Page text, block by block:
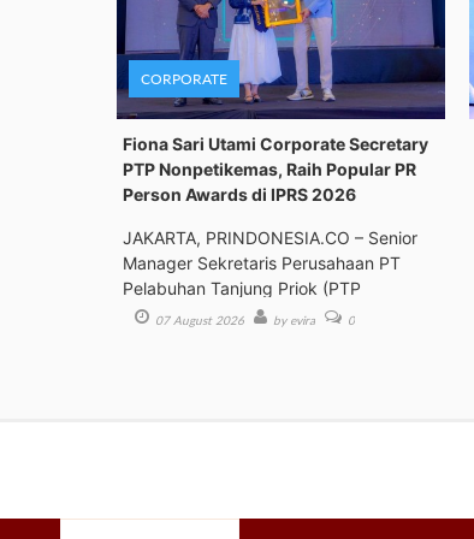
CORPORATE
Fiona Sari Utami Corporate Secretary
PTP Nonpetikemas, Raih Popular PR
Person Awards di IPRS 2026
JAKARTA, PRINDONESIA.CO – Senior
Manager Sekretaris Perusahaan PT
Pelabuhan Tanjung Priok (PTP
07 August 2026 by evira 0